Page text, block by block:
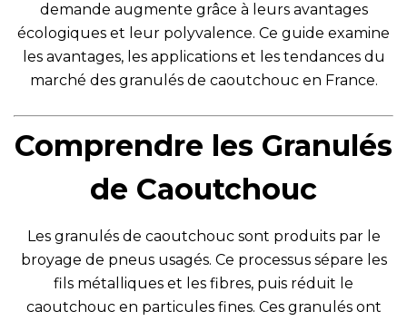
demande augmente grâce à leurs avantages
écologiques et leur polyvalence. Ce guide examine
les avantages, les applications et les tendances du
marché des granulés de caoutchouc en France.
Comprendre les Granulés
de Caoutchouc
Les granulés de caoutchouc sont produits par le
broyage de pneus usagés. Ce processus sépare les
fils métalliques et les fibres, puis réduit le
caoutchouc en particules fines. Ces granulés ont